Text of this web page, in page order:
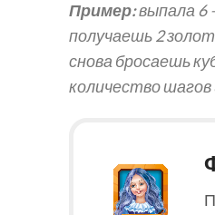
Пример:выпала 6
получаешь 2
снова бросаешь
количество шагов